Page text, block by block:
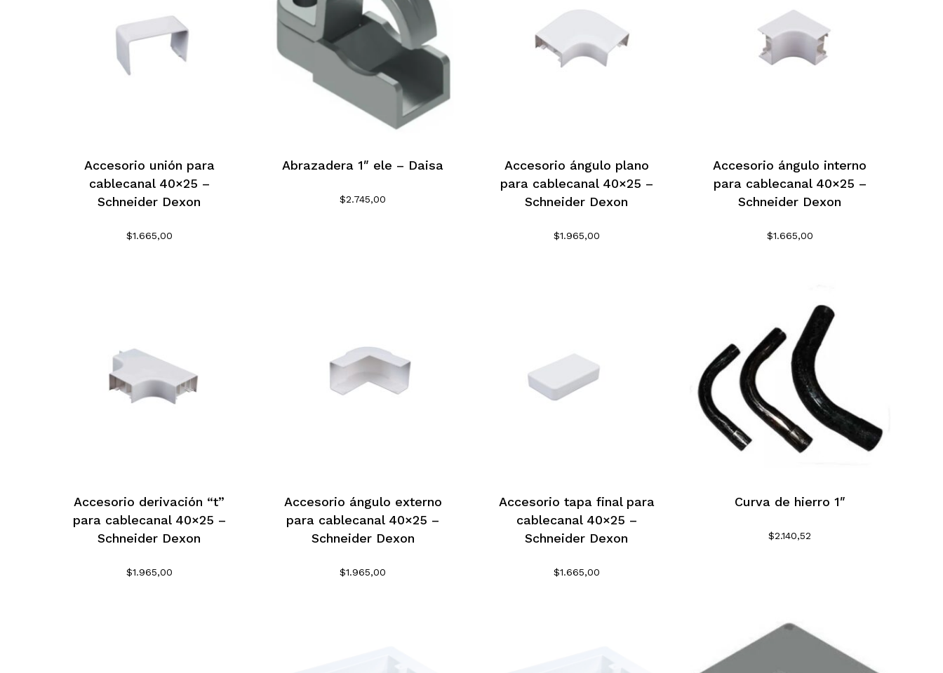
Go To Shop
Accesorio unión para
cablecanal 40×25 –
Schneider Dexon
$1.665,00
Abrazadera 1″ ele – Daisa
$2.745,00
Accesorio ángulo plano
para cablecanal 40×25 –
Schneider Dexon
$1.965,00
Accesorio ángulo interno
para cablecanal 40×25 –
Schneider Dexon
$1.665,00
Accesorio derivación “t”
para cablecanal 40×25 –
Schneider Dexon
$1.965,00
Accesorio ángulo externo
para cablecanal 40×25 –
Schneider Dexon
$1.965,00
Accesorio tapa final para
cablecanal 40×25 –
Schneider Dexon
$1.665,00
Curva de hierro 1″
$2.140,52